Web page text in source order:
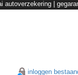
autoverzekering |
inloggen